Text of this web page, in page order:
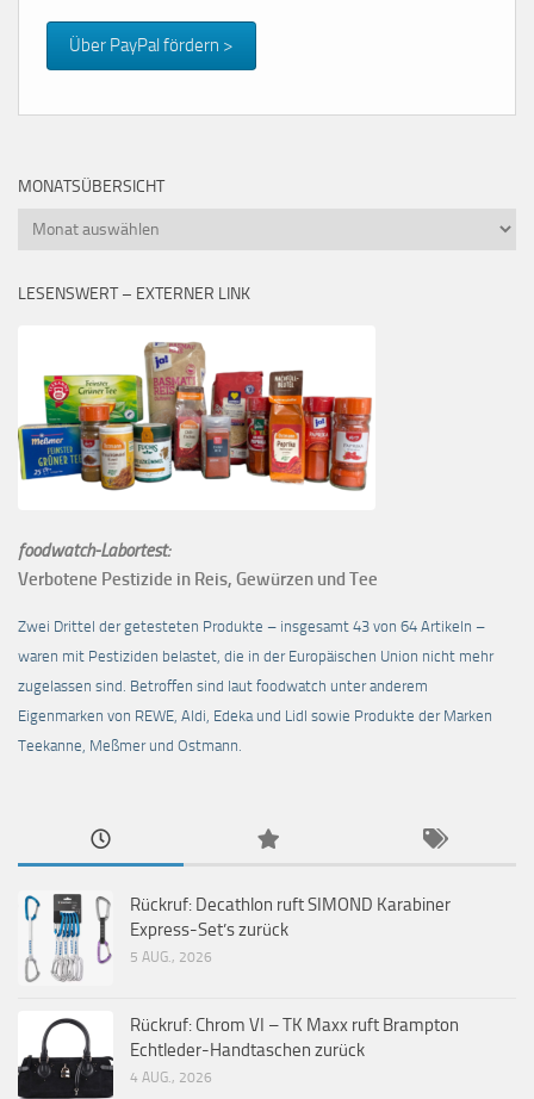
Über PayPal fördern >
MONATSÜBERSICHT
Monatsübersicht
LESENSWERT – EXTERNER LINK
foodwatch-Labortest:
Verbotene Pestizide in Reis, Gewürzen und Tee
Zwei Drittel der getesteten Produkte – insgesamt 43 von 64 Artikeln –
waren mit Pestiziden belastet, die in der Europäischen Union nicht mehr
zugelassen sind. Betroffen sind laut foodwatch unter anderem
Eigenmarken von REWE, Aldi, Edeka und Lidl sowie Produkte der Marken
Teekanne, Meßmer und Ostmann.
Rückruf: Decathlon ruft SIMOND Karabiner
Express-Set’s zurück
5 AUG., 2026
Rückruf: Chrom VI – TK Maxx ruft Brampton
Echtleder-Handtaschen zurück
4 AUG., 2026